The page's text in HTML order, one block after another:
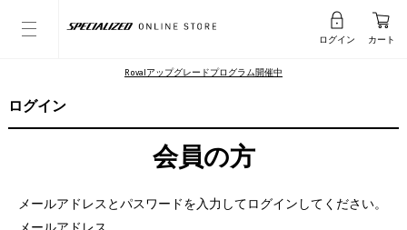
ログイン カート
Rovalアップグレードプログラム開催中
ログイン
会員の方
メールアドレスとパスワードを入力してログインしてください。